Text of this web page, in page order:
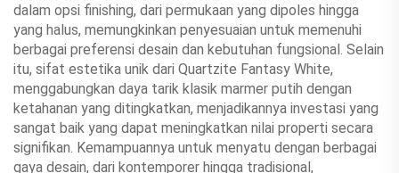
dalam opsi finishing, dari permukaan yang dipoles hingga
yang halus, memungkinkan penyesuaian untuk memenuhi
berbagai preferensi desain dan kebutuhan fungsional. Selain
itu, sifat estetika unik dari Quartzite Fantasy White,
menggabungkan daya tarik klasik marmer putih dengan
ketahanan yang ditingkatkan, menjadikannya investasi yang
sangat baik yang dapat meningkatkan nilai properti secara
signifikan. Kemampuannya untuk menyatu dengan berbagai
gaya desain, dari kontemporer hingga tradisional,